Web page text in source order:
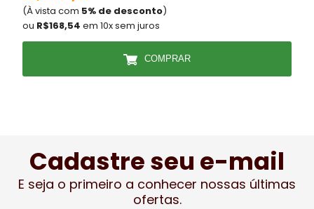
(À vista com 5% de desconto)
ou R$168,54 em 10x sem juros
COMPRAR
Cadastre seu e-mail
E seja o primeiro a conhecer nossas últimas
ofertas.